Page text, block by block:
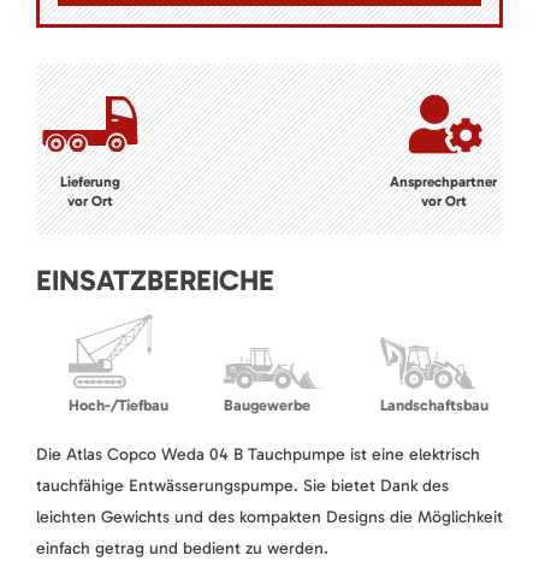
Lieferung
vor Ort
Ansprechpartner
vor Ort
EINSATZBEREICHE
Hoch-/Tiefbau Baugewerbe Landschaftsbau
Die Atlas Copco Weda 04 B Tauchpumpe ist eine elektrisch
tauchfähige Entwässerungspumpe. Sie bietet Dank des
leichten Gewichts und des kompakten Designs die Möglichkeit
einfach getrag und bedient zu werden.